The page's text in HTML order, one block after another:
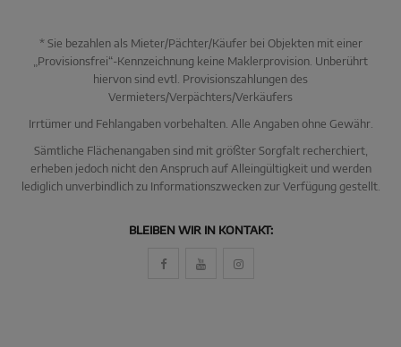
* Sie bezahlen als Mieter/Pächter/Käufer bei Objekten mit einer
„Provisionsfrei“-Kennzeichnung keine Maklerprovision. Unberührt
hiervon sind evtl. Provisionszahlungen des
Vermieters/Verpächters/Verkäufers
Irrtümer und Fehlangaben vorbehalten. Alle Angaben ohne Gewähr.
Sämtliche Flächenangaben sind mit größter Sorgfalt recherchiert,
erheben jedoch nicht den Anspruch auf Alleingültigkeit und werden
lediglich unverbindlich zu Informationszwecken zur Verfügung gestellt.
BLEIBEN WIR IN KONTAKT: